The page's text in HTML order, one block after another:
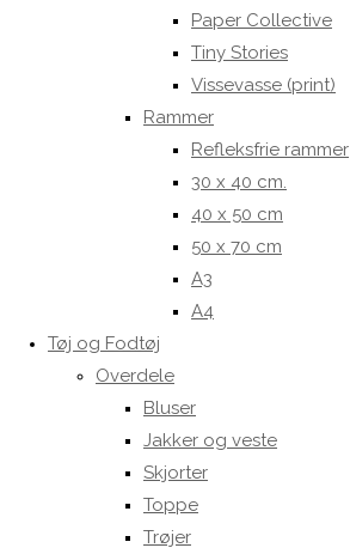
Paper Collective
Tiny Stories
Vissevasse (print)
Rammer
Refleksfrie rammer
30 x 40 cm.
40 x 50 cm
50 x 70 cm
A3
A4
Tøj og Fodtøj
Overdele
Bluser
Jakker og veste
Skjorter
Toppe
Trøjer